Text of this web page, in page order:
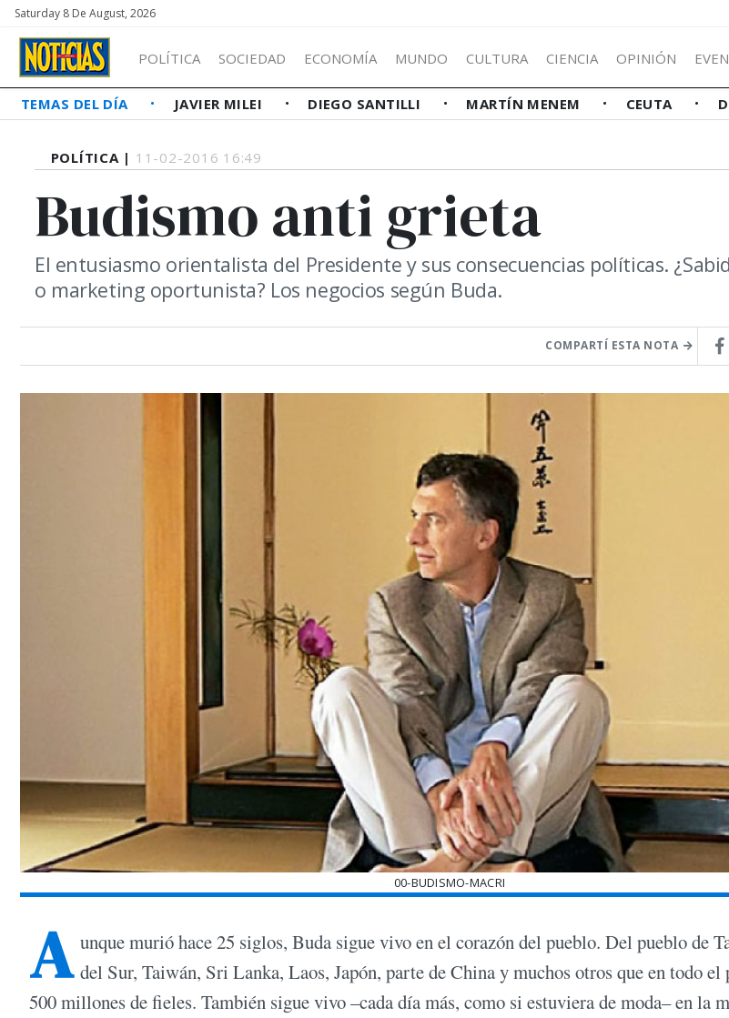
Saturday 8 De August, 2026
POLÍTICA SOCIEDAD ECONOMÍA MUNDO CULTURA CIENCIA OPINIÓN
TEMAS DEL DÍA JAVIER MILEI DIEGO SANTILLI MARTÍN MENEM CEUTA
POLÍTICA | 11-02-2016 16:49
Budismo anti grieta
El entusiasmo orientalista del Presidente y sus consecuencias políticas.
o marketing oportunista? Los negocios según Buda.
COMPARTÍ ESTA NOTA
00-BUDISMO-MACRI
A unque murió hace 25 siglos, Buda sigue vivo en el corazón del pueblo. Del pueblo de
del Sur, Taiwán, Sri Lanka, Laos, Japón, parte de China y muchos otros que en todo el
500 millones de fieles. También sigue vivo –cada día más, como si estuviera de moda– en la